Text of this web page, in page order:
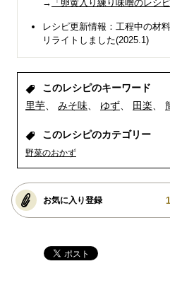
→ 「卵黄入り練り味噌のレシピ
レシピ更新情報：工程中の材
リライトしました(2025.1)
このレシピのキーワード
里芋
みそ味 ゆず 田楽
このレシピのカテゴリー
野菜のおかず
お気に入り登録